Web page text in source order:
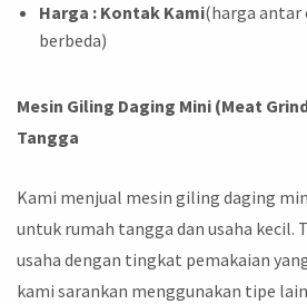
Harga : Kontak Kami(harga antar
berbeda)
Mesin Giling Daging Mini (Meat
Tangga
Kami menjual mesin giling daging
untuk rumah tangga dan usaha kecil.
usaha dengan tingkat pemakaian
kami sarankan menggunakan tipe